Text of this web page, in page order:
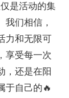
是活动的集
们相信，
力和无限可
享受每一次
，还是在阳
于自己的🔥